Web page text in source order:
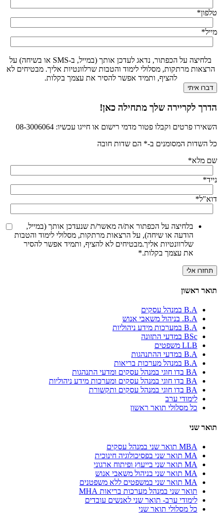
טלפון*
מייל*
בלחיצה על הכפתור, נדאג לעדכן אותך (במייל, ב-SMS או בשיחה) על
הרצאות מרתקות, מסלולי לימוד והטבות שרלוונטיות אליך. מבטיחים לא
להציף, ותמיד אפשר להסיר את עצמך בקלות.
הדרך לקריירה שלך מתחילה כאן!
השאירו פרטים וקבלו פטור מדמי רישום או חייגו עכשיו: 08-3006064
כל השדות המסומנים ב-* הם שדות חובה
שם מלא*
נייד*
דוא"ל*
בלחיצה על הכפתור את/ה מאשר/ת שנעדכן אותך (במייל,
הודעה או שיחה), על הרצאות מרתקות, מסלולי לימוד והטבות
שלרוונטיות אליך.מבטיחים לא להציף, ותמיד אפשר להסיר
את עצמך בקלות.*
תואר ראשון
B.A במנהל עסקים
B.A. בניהול משאבי אנוש
B.A במערכות מידע ניהוליות
BSc במדעי התזונה
LLB משפטים
B.A במדעי ההתנהגות
B.A במנהל מערכות בריאות
BA בדו חוגי במנהל עסקים ומדעי התנהגות
BA בדו חוגי במנהל עסקים ומערכות מידע ניהוליות
BA בדו חוגי במנהל עסקים ותקשורת
לימודי ערב
כל מסלולי תואר ראשון
תואר שני
MBA תואר שני במנהל עסקים
MA תואר שני בפסיכולוגיה חינוכית
MA תואר שני בייעוץ ופיתוח ארגוני
MA תואר שני בניהול משאבי אנוש
MA תואר שני במשפטים ללא משפטנים
תואר שני במנהל מערכות בריאות MHA
לימודי ערב- תואר שני לאנשים עובדים
כל מסלולי תואר שני